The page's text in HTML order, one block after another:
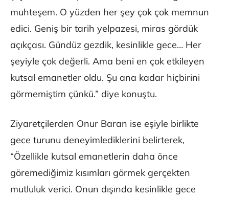
muhteşem. O yüzden her şey çok çok memnun
edici. Geniş bir tarih yelpazesi, miras gördük
açıkçası. Gündüz gezdik, kesinlikle gece… Her
şeyiyle çok değerli. Ama beni en çok etkileyen
kutsal emanetler oldu. Şu ana kadar hiçbirini
görmemiştim çünkü.” diye konuştu.
Ziyaretçilerden Onur Baran ise eşiyle birlikte
gece turunu deneyimlediklerini belirterek,
“Özellikle kutsal emanetlerin daha önce
göremediğimiz kısımları görmek gerçekten
mutluluk verici. Onun dışında kesinlikle gece